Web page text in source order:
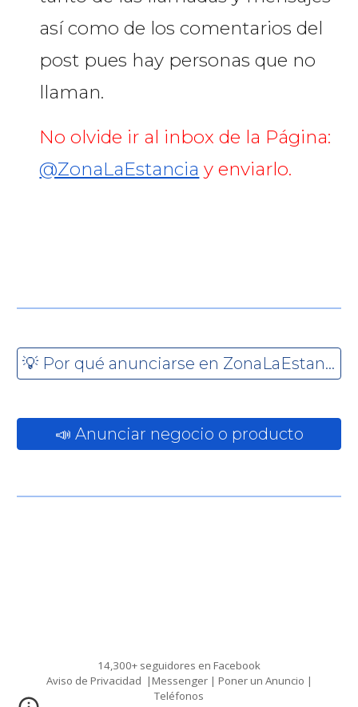
así como de los comentarios del
post pues hay personas que no
llaman.
No olvide ir al inbox de la Página:
@ZonaLaEstancia y enviarlo.
💡 Por qué anunciarse en ZonaLaEstancia
📣 Anunciar negocio o producto
14,300+ seguidores en Facebook
Aviso de Privacidad |Messenger| Poner un Anuncio |
Teléfonos